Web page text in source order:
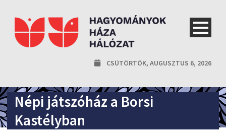
CSÜTÖRTÖK, AUGUSZTUS 6, 2026
Népi játszóház a Borsi
Kastélyban